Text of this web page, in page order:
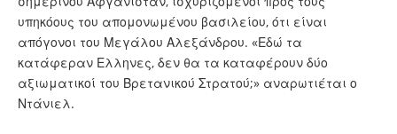
υπηκόους του απομονωμένου βασιλείου, ότι είναι
απόγονοι του Μεγάλου Αλεξάνδρου. «Εδώ τα
κατάφεραν Ελληνες, δεν θα τα καταφέρουν δύο
αξιωματικοί του Βρετανικού Στρατού;» αναρωτιέται ο
Ντάνιελ.